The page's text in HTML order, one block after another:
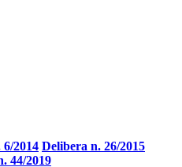
2014 Delibera n. 26/2015
44/2019